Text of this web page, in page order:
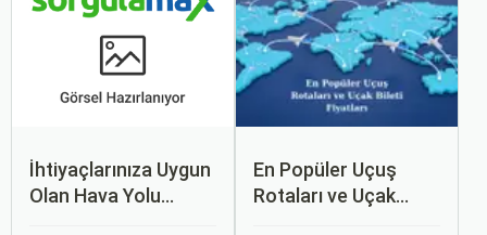
İhtiyaçlarınıza Uygun
Olan Hava Yolu
En Popüler Uçuş
Rotaları ve Uçak